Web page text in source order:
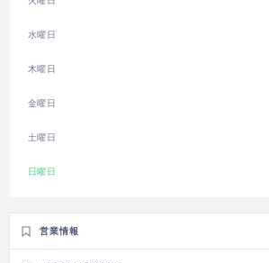
水曜日
木曜日
金曜日
土曜日
日曜日
営業情報